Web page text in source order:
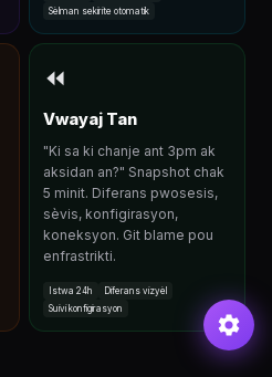
Sèlman sekirite otomatik
⏪
Vwayaj Tan
"Ki sa ki chanje ant 3pm ak
aksidan an?" Snapshot chak
5 minit. Diferans pwosesis,
sèvis, konfigirasyon,
koneksyon. Git blame pou
enfrastrikti.
Istwa 24h
Diferans vizyèl
Suivi konfigirasyon